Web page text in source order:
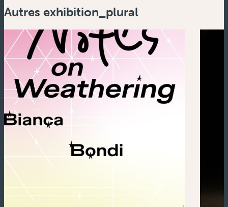
Autres exhibition_plural